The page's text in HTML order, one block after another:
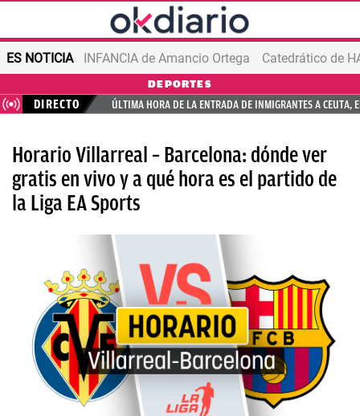
ES NOTICIA INFANCIA de Amancio Ortega
DEPORTES
DIRECTO ÚLTIMA HORA DE LA ENTRADA DE INMIGRANTES A CEUTA,
Horario Villarreal – Barcelona: dónde ver
gratis en vivo y a qué hora es el partido de
la Liga EA Sports